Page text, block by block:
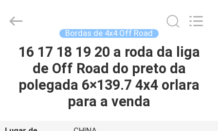
CASA
PRODUTOS
Rimax
Industry
Reserved.
Bordas de 4x4 Off Road
16 17 18 19 20 a roda da liga
de Off Road do preto da
polegada 6×139.7 4x4 orlara
para a venda